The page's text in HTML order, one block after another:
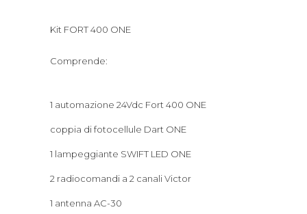
Kit FORT 400 ONE
Comprende:
1 automazione 24Vdc Fort 400 ONE
coppia di fotocellule Dart ONE
1 lampeggiante SWIFT LED ONE
2 radiocomandi a 2 canali Victor
1 antenna AC-30